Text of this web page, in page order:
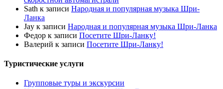
Sath к записи Народная и популярная музыка Шри-
Ланка
Jay к записи Народная и популярная музыка Шри-Ланка
Федор к записи Посетите Шри-Ланку!
Валерий к записи Посетите Шри-Ланку!
Туристические услуги
Групповые туры и экскурсии